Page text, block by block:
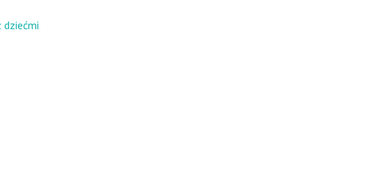
dziećmi